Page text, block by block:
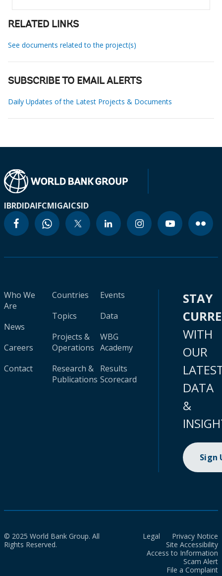
RELATED LINKS
See documents related to the project(s)
SUBSCRIBE TO EMAIL ALERTS
Daily Updates of the Latest Projects & Documents
IBRDIDAIFCMIGAICSID
Who We
Are
News
Careers
Contact
Countries
Topics
Projects &
Operations
Research &
Publications
Events
Data
WBG
Academy
Results
Scorecard
STAY
WITH
OUR
DATA
&
Sign
© 2025 World Bank Group. All
Rights Reserved.
Legal
Privacy Notice
Site Accessibility
Access to Information
Scam Alert
File a Complaint